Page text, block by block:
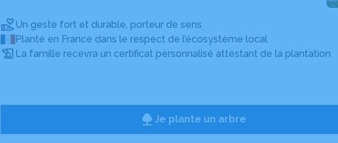
Un geste fort et durable, porteur de sens
Planté en France dans le respect de l’écosystème local
La famille recevra un certificat personnalisé attestant de la plantation
Je plante un arbre